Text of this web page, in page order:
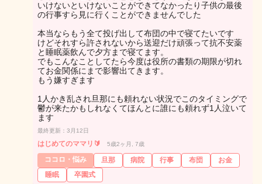
いけないといけないことができてなかったり子供の最後
の行事すら見に行くことができませんでした
本当ならもう全て投げ出して布団の中で寝てたいです
けどそれすら許されないから送迎だけ頑張って抗不安薬
と睡眠薬飲んで夕方まで寝てます。
でもこんなことしてたら今度は役所の書類の期限が切れ
てお金関係にまで影響出てきます。
もう嫌すぎます
1人かき乱され旦那にも頼れない状況でこのタイミングで
鬱が来たかもしれなくてほんとに誰にも頼れず1人泣いて
ます
最終更新：3月12日
はじめてのママリ🔰 5歳2ヶ月, 7歳
ココロ・悩み 旦那 病院 行事 布団
お金
睡眠
卒園式